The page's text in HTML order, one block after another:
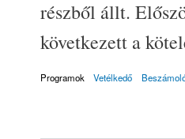
részből állt.
következett a
Programok Vetélkedő